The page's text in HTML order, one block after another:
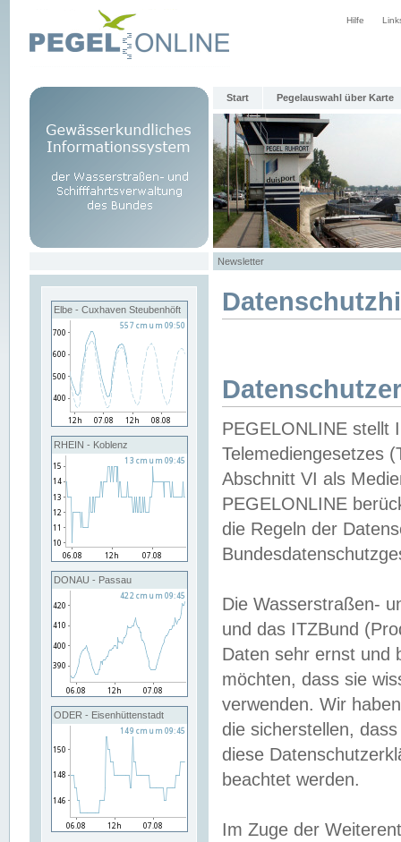
Hilfe
Start Pegelauswahl über Karte
Newsletter
Elbe - Cuxhaven Steubenhöft
RHEIN - Koblenz
DONAU - Passau
ODER - Eisenhüttenstadt
PEGELONLINE stellt
Telemediengesetzes
Abschnitt VI als
PEGELONLINE
die Regeln der
Die Wasserstraßen-
und das ITZBund
Daten sehr ernst und
möchten, dass sie
verwenden. Wir
die sicherstellen,
diese
beachtet werden.
Im Zuge der